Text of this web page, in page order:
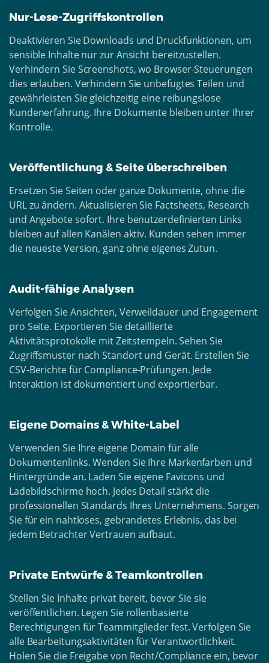
Nur-Lese-Zugriffskontrollen
Deaktivieren Sie Downloads und Druckfunktionen, um
sensible Inhalte nur zur Ansicht bereitzustellen.
Verhindern Sie Screenshots, wo Browser-Steuerungen
dies erlauben. Verhindern Sie unbefugtes Teilen und
gewährleisten Sie gleichzeitig eine reibungslose
Kundenerfahrung. Ihre Dokumente bleiben unter Ihrer
Kontrolle.
Veröffentlichung & Seite überschreiben
Ersetzen Sie Seiten oder ganze Dokumente, ohne die
URL zu ändern. Aktualisieren Sie Factsheets, Research
und Angebote sofort. Ihre benutzerdefinierten Links
bleiben auf allen Kanälen aktiv. Kunden sehen immer
die neueste Version, ganz ohne eigenes Zutun.
Audit-fähige Analysen
Verfolgen Sie Ansichten, Verweildauer und Engagement
pro Seite. Exportieren Sie detaillierte
Aktivitätsprotokolle mit Zeitstempeln. Sehen Sie
Zugriffsmuster nach Standort und Gerät. Erstellen Sie
CSV-Berichte für Compliance-Prüfungen. Jede
Interaktion ist dokumentiert und exportierbar.
Eigene Domains & White-Label
Verwenden Sie Ihre eigene Domain für alle
Dokumentenlinks. Wenden Sie Ihre Markenfarben und
Hintergründe an. Laden Sie eigene Favicons und
Ladebildschirme hoch. Jedes Detail stärkt die
professionellen Standards Ihres Unternehmens. Sorgen
Sie für ein nahtloses, gebrandetes Erlebnis, das bei
jedem Betrachter Vertrauen aufbaut.
Private Entwürfe & Teamkontrollen
Stellen Sie Inhalte privat bereit, bevor Sie sie
veröffentlichen. Legen Sie rollenbasierte
Berechtigungen für Teammitglieder fest. Verfolgen Sie
alle Bearbeitungsaktivitäten für Verantwortlichkeit.
Holen Sie die Freigabe von Recht/Compliance ein, bevor